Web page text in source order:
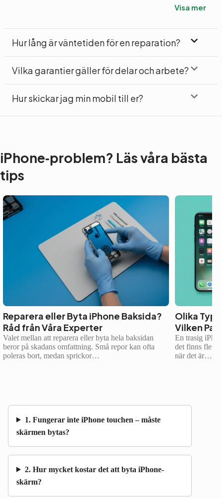
Visa mer
Hur lång är väntetiden för en reparation?
Vilka garantier gäller för delar och arbete?
Hur skickar jag min mobil till er?
iPhone‑problem? Läs våra bästa
tips
Reparera eller Byta iPhone Baksida?
Råd från Våra Experter
Valet mellan att reparera eller byta hela baksidan
beror på skadans omfattning. Små repor kan ofta
poleras bort, medan sprickor…
Olika
Vilken
En trasig
det finns flera
när det är…
1. Fungerar inte iPhone touchen – måste
skärmen bytas?
2. Hur mycket kostar det att byta iPhone-
skärm?